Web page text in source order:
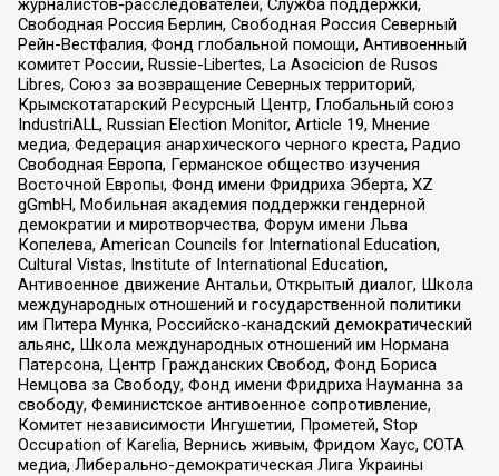
журналистов-расследователей, Служба поддержки,
Свободная Россия Берлин, Свободная Россия Северный
Рейн-Вестфалия, Фонд глобальной помощи, Антивоенный
комитет России, Russie-Libertes, La Asocicion de Rusos
Libres, Союз за возвращение Северных территорий,
Крымскотатарский Ресурсный Центр, Глобальный союз
IndustriALL, Russian Election Monitor, Article 19, Мнение
медиа, Федерация анархического черного креста, Радио
Свободная Европа, Германское общество изучения
Восточной Европы, Фонд имени Фридриха Эберта, XZ
gGmbH, Мобильная академия поддержки гендерной
демократии и миротворчества, Форум имени Льва
Копелева, American Councils for International Education,
Cultural Vistas, Institute of International Education,
Антивоенное движение Антальи, Открытый диалог, Школа
международных отношений и государственной политики
им Питера Мунка, Российско-канадский демократический
альянс, Школа международных отношений им Нормана
Патерсона, Центр Гражданских Свобод, Фонд Бориса
Немцова за Свободу, Фонд имени Фридриха Науманна за
свободу, Феминистское антивоенное сопротивление,
Комитет независимости Ингушетии, Прометей, Stop
Occupation of Karelia, Вернись живым, Фридом Хаус, СОТА
медиа, Либерально-демократическая Лига Украины